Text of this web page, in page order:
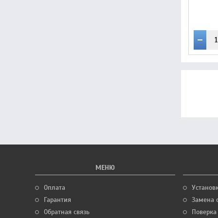
МЕНЮ
Оплата
Гарантия
Обратная связь
Замена